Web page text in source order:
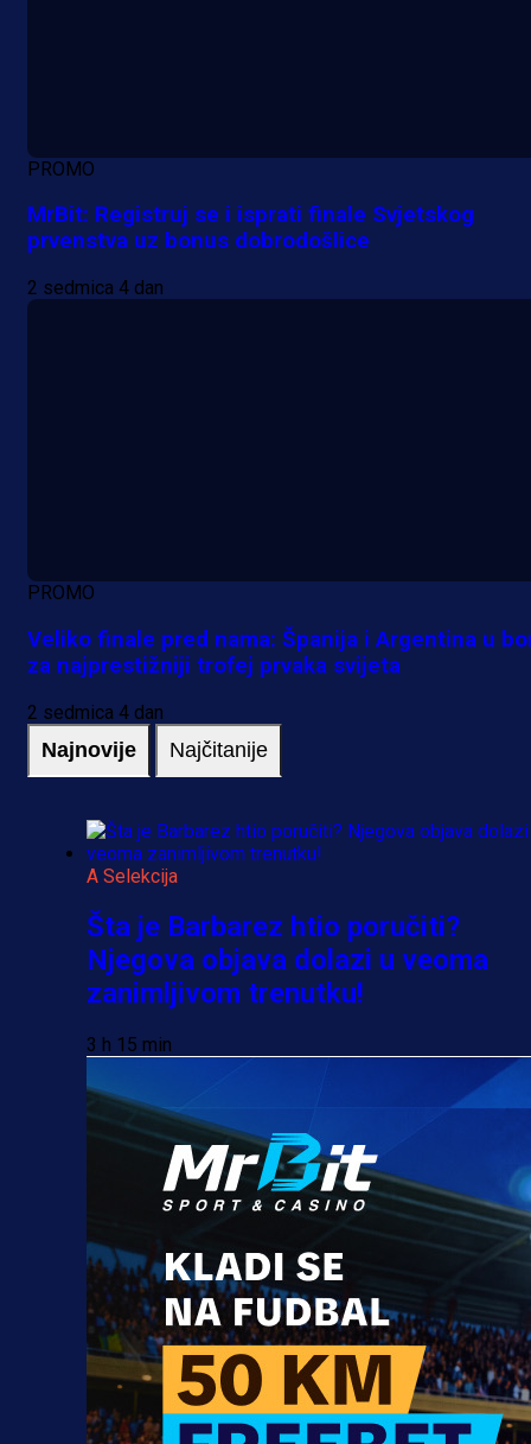
PROMO
MrBit: Registruj se i isprati finale Svjetskog
prvenstva uz bonus dobrodošlice
2 sedmica 4 dan
PROMO
Veliko finale pred nama: Španija i Argentina u
za najprestižniji trofej prvaka svijeta
2 sedmica 4 dan
Najnovije Najčitanije
A Selekcija
Šta je Barbarez htio poručiti?
Njegova objava dolazi u veoma
zanimljivom trenutku!
3 h 15 min